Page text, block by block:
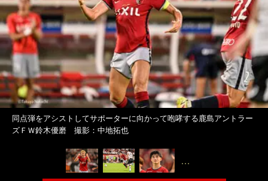
同点弾をアシストしてサポーターに向かって咆哮する鹿島アントラー
ズＦＷ鈴木優磨 撮影：中地拓也
…